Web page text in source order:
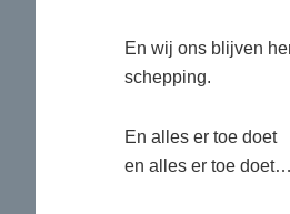
En wij ons blijven
schepping.
En alles er toe doet
en alles er toe